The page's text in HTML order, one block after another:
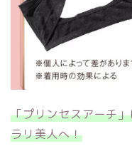
「プリンセスアーチ
ラリ美人へ！